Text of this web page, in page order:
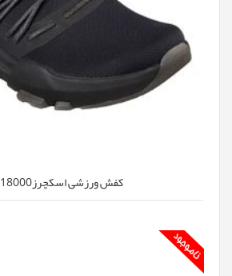
کفش ورزشی اسکچرزSN 18000